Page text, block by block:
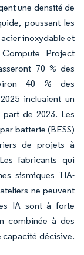
une densité de
poussant les
inoxydable et
Project
70 % des
40 % des
incluaient un
de 2023. Les
batterie (BESS)
de projets à
fabricants qui
sismiques TIA-
ne peuvent
IA sont à forte
combinée à des
capacité décisive.